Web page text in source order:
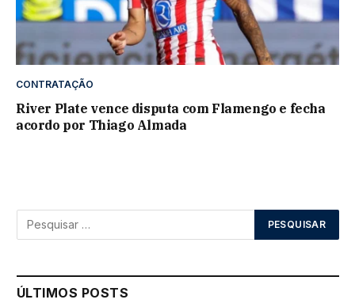
CONTRATAÇÃO
River Plate vence disputa com Flamengo e fecha
acordo por Thiago Almada
ÚLTIMOS POSTS